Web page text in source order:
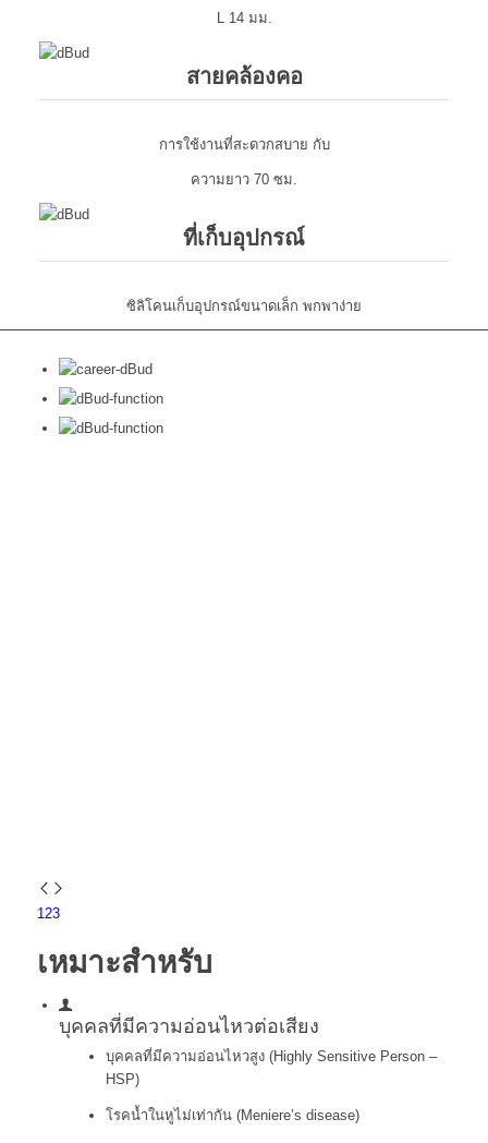
L 14 มม.
สายคล้องคอ
การใช้งานที่สะดวกสบาย กับ
ความยาว 70 ซม.
ที่เก็บอุปกรณ์
ซิลิโคนเก็บอุปกรณ์ขนาดเล็ก พกพาง่าย
123
เหมาะสำหรับ
บุคคลที่มีความอ่อนไหวต่อเสียง
บุคคลที่มีความอ่อนไหวสูง (Highly Sensitive Person –
HSP)
โรคน้ำในหูไม่เท่ากัน (Meniere’s disease)